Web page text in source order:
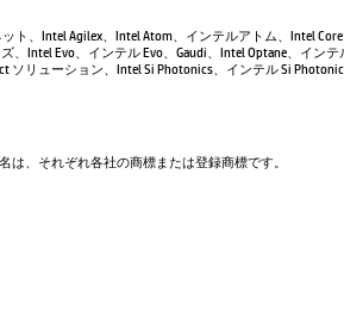
、Intel Agilex、Intel Atom、インテルアトム、Intel Core
Intel Evo、インテル Evo、Gaudi、Intel Optane、イン
ソリューション、Intel Si Photonics、インテル Si
は、それぞれ各社の商標または登録商標です。